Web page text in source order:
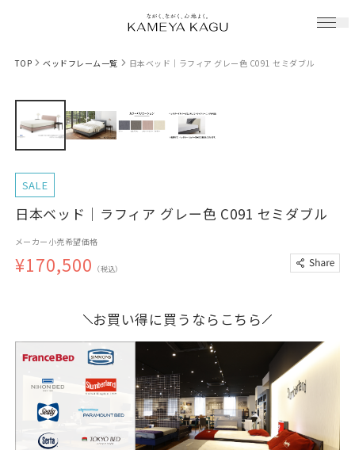
TOP ベッドフレーム一覧 日本ベッド｜ラフィア グレー色 C091 セミダブル
SALE
日本ベッド｜ラフィア グレー色 C091 セミダブル
メーカー小売希望価格
¥170,500 （税込）
お買い得に買うならこちら